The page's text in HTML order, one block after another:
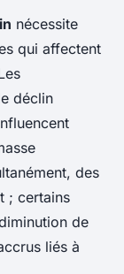
nécessite
qui affectent
déclin
des
; certains
de
liés à